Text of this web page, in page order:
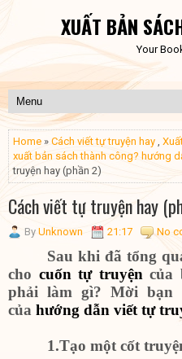
XUẤT BẢN
Your
Home » Cách viết tự truyện hay ,
xuất bản sách thành công? hướng
truyện hay (phần 2)
Cách viết tự truyện hay
By Unknown 21:17 No
Sau khi đã tổng
cho cuốn tự truyện của
phải làm gì? Mời bạn
của hướng dẫn viết tự
1.Tạo một cốt